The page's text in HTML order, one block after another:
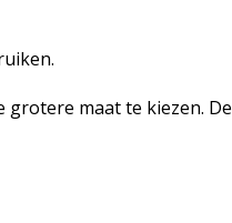
grotere maat te kiezen.